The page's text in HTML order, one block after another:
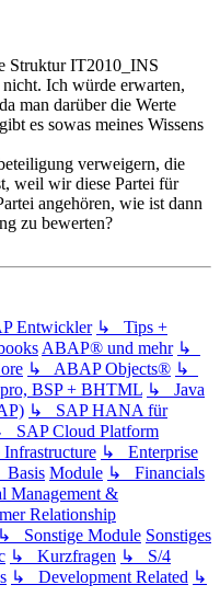
Struktur IT2010_INS
Ich würde erwarten,
man darüber die Werte
es sowas meines Wissens
verweigern, die
weil wir diese Partei für
angehören, wie ist dann
zu bewerten?
Entwickler ↳ Tips +
ABAP® und mehr ↳
↳ ABAP Objects® ↳
BSP + BHTML ↳ Java
↳ SAP HANA für
SAP Cloud Platform
↳ Enterprise
Module ↳ Financials
&
Relationship
↳ Sonstige Module Sonstiges
↳ Kurzfragen ↳ S/4
↳ Development Related ↳